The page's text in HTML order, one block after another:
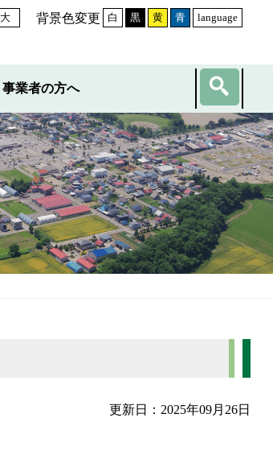
背景色変更 白 黒 黄 青 language
事業者の方へ
更新日：2025年09月26日